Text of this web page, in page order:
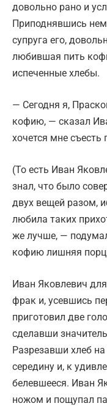
довольно рано и
Приподнявшись
супруга его,
любившая пить
испеченные хлебы.
— Сегодня я,
кофию, — сказал
хочется мне съесть
(То есть Иван
знал, что было
двух вещей разом,
любила таких
же лучше, —
кофию лишняя
Иван Яковлевич
фрак и, усевшись
приготовил две
сделавши
Разрезавши хлеб
середину и, к
белевшееся. Иван
ножом и пощупал